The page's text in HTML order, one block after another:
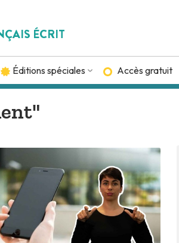
ÉCRIT
Éditions spéciales Accès gratuit